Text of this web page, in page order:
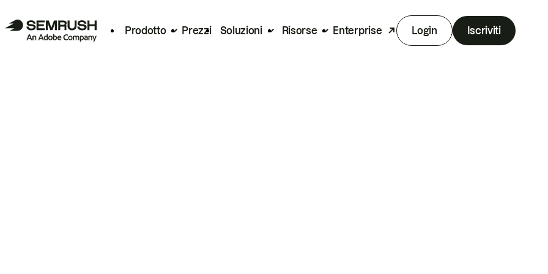
Prodotto Prezzi Soluzioni Risorse Enterprise Login Iscriviti